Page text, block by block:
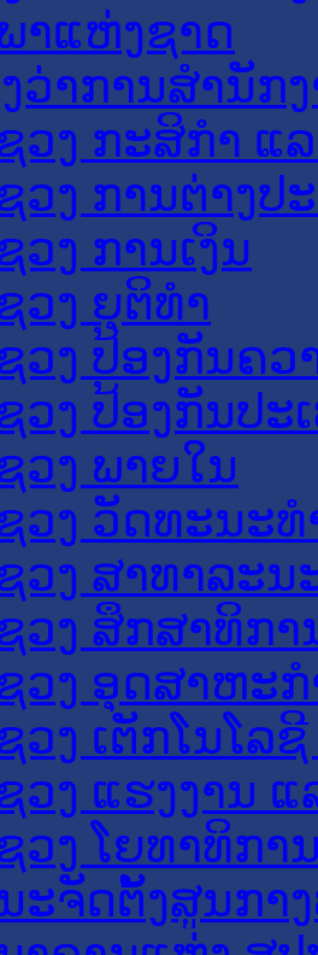
າແຫ່ງຊາດ
ວ່າການສຳນັກ
ວງ ກະສິກຳ ແ
ວງ ການຕ່າງປ
ວງ ການເງິນ
ວງ ຍຸຕິທໍາ
ວງ ປ້ອງກັນຄວ
ວງ ປ້ອງກັນປະ
ວງ ພາຍໃນ
ວງ ວັດທະນະ
ວງ ສາທາລະນ
ວງ ສຶກສາທິກາ
ວງ ອຸດສາຫະ
ວງ ເຕັກໂນໂລ
ວງ ແຮງງານ
ວງ ໂຍທາທິກາ
ະຈັດຕັ້ງສູນກາ